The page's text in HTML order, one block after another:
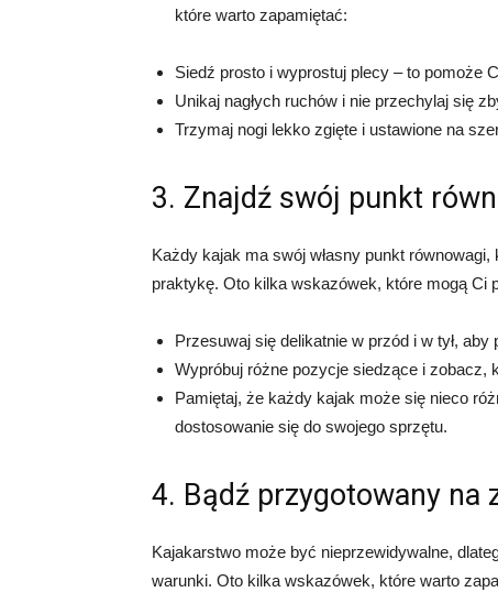
które warto zapamiętać:
Siedź prosto i wyprostuj plecy – to pomoże
Unikaj nagłych ruchów i nie przechylaj się
Trzymaj nogi lekko zgięte i ustawione na
3. Znajdź swój punkt
Każdy kajak ma swój własny punkt
praktykę. Oto kilka wskazówek, które mogą Ci
Przesuwaj się delikatnie w przód i w tył,
Wypróbuj różne pozycje siedzące i zobacz,
Pamiętaj, że każdy kajak może się nieco
dostosowanie się do swojego sprzętu.
4. Bądź przygotowany na
Kajakarstwo może być nieprzewidywalne,
warunki. Oto kilka wskazówek, które warto